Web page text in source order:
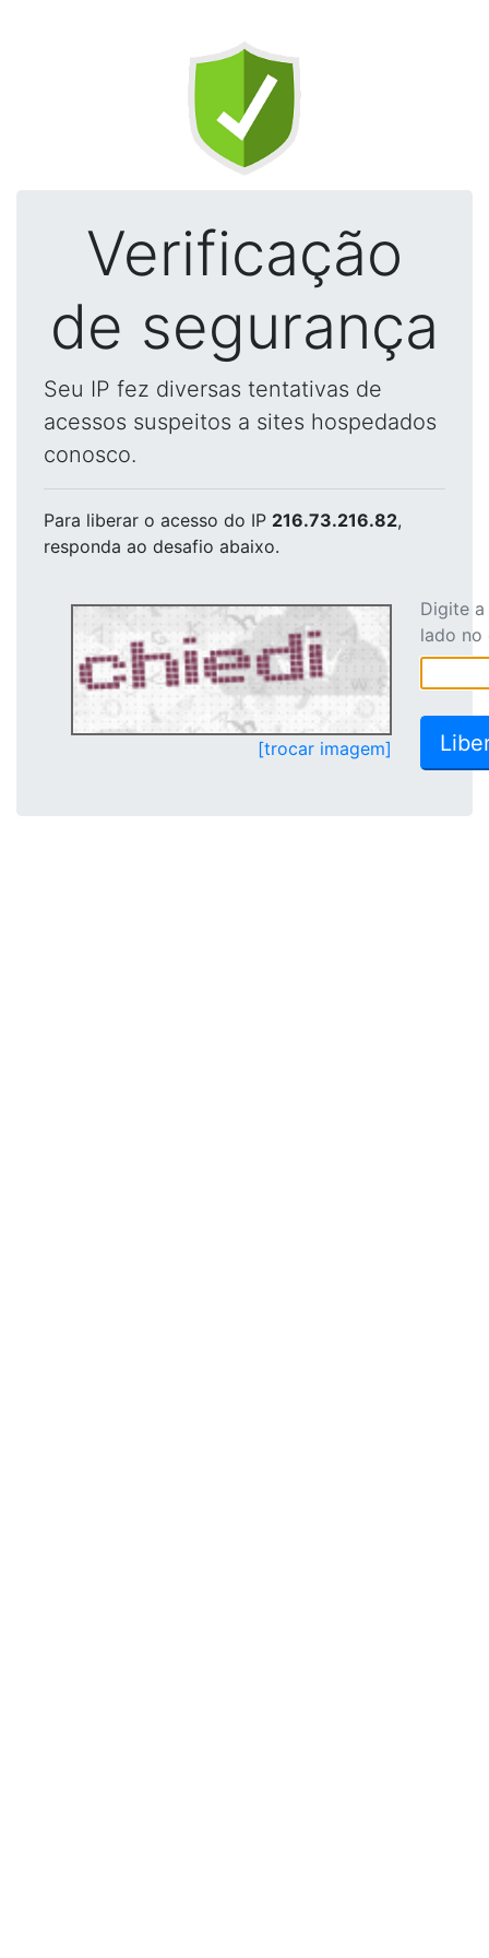
Verificação
de segurança
Seu IP fez diversas tentativas de
acessos suspeitos a sites hospedados
conosco.
Para liberar o acesso do IP 216.73.216.82,
responda ao desafio abaixo.
[trocar imagem]
Digite
lado no